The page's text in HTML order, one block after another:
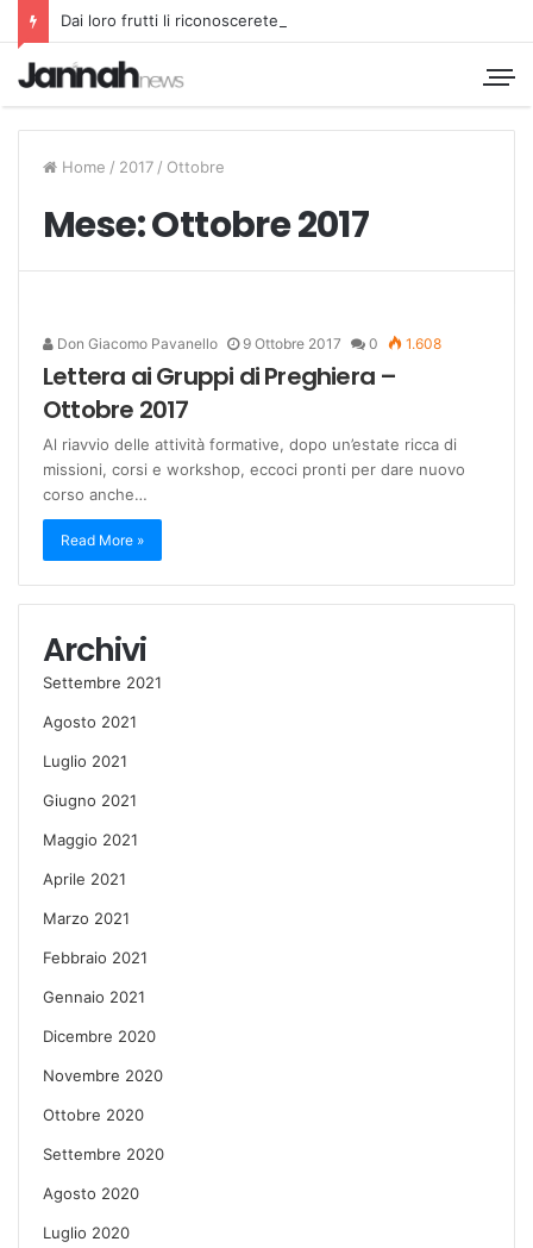
Dai loro frutti li riconoscerete
Home / 2017 / Ottobre
Mese:Ottobre 2017
Don Giacomo Pavanello 9 Ottobre 2017 0 1.608
Lettera ai Gruppi di Preghiera –
Ottobre 2017
Al riavvio delle attività formative, dopo un’estate ricca di
missioni, corsi e workshop, eccoci pronti per dare nuovo
corso anche…
Read More »
Archivi
Settembre 2021
Agosto 2021
Luglio 2021
Giugno 2021
Maggio 2021
Aprile 2021
Marzo 2021
Febbraio 2021
Gennaio 2021
Dicembre 2020
Novembre 2020
Ottobre 2020
Settembre 2020
Agosto 2020
Luglio 2020